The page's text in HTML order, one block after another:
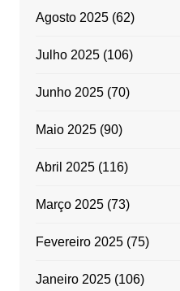
Agosto 2025(62)
Julho 2025(106)
Junho 2025(70)
Maio 2025(90)
Abril 2025(116)
Março 2025(73)
Fevereiro 2025(75)
Janeiro 2025(106)